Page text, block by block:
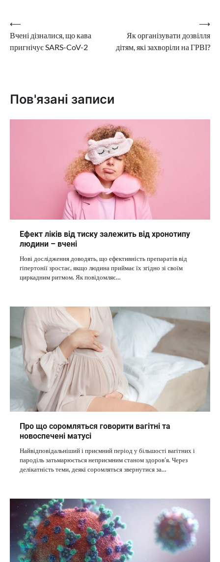
Навігація
записів
⟵
Вчені дізналися, що кава
пригнічує SARS-CoV-2
Як організувати дозвілля
дітям, які захворіли на ГРВІ?
⟶
Пов'язані записи
Ефект ліків від тиску залежить від хронотипу
людини – вчені
Нові дослідження доводять, що ефективність препаратів від
гіпертонії зростає, якщо людина приймає їх згідно зі своїм
циркадним ритмом. Як повідомляє…
Про що соромляться говорити вагітні та
новоспечені матусі
Найвідповідальніший і приємний період у більшості вагітних і
пароділь затьмарюється неприємним станом здоров’я. Через
делікатність теми, деякі соромляться звернутися за…